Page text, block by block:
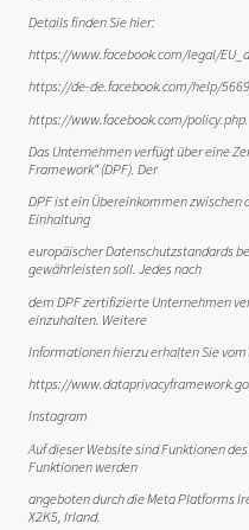
Details finden Sie hier:
https://www.facebook.com/legal/
https://de-de.facebook.com/help/
https://www.facebook.com/policy.php.
Das Unternehmen verfügt über eine
Framework“ (DPF). Der
DPF ist ein Übereinkommen zwischen
Einhaltung
europäischer Datenschutzstandards
gewährleisten soll. Jedes nach
dem DPF zertifizierte Unternehmen
einzuhalten. Weitere
Informationen hierzu erhalten Sie
https://
Instagram
Auf dieser Website sind Funktionen
Funktionen werden
angeboten durch die Meta Platforms
X2K5, Irland.